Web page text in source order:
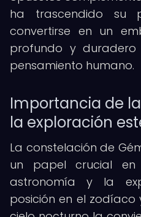
ha trascendido su
convertirse en un
profundo y
pensamiento humano.
Importancia de
la exploración
La constelación de
un papel crucial
astronomía y la
posición en el zodíaco